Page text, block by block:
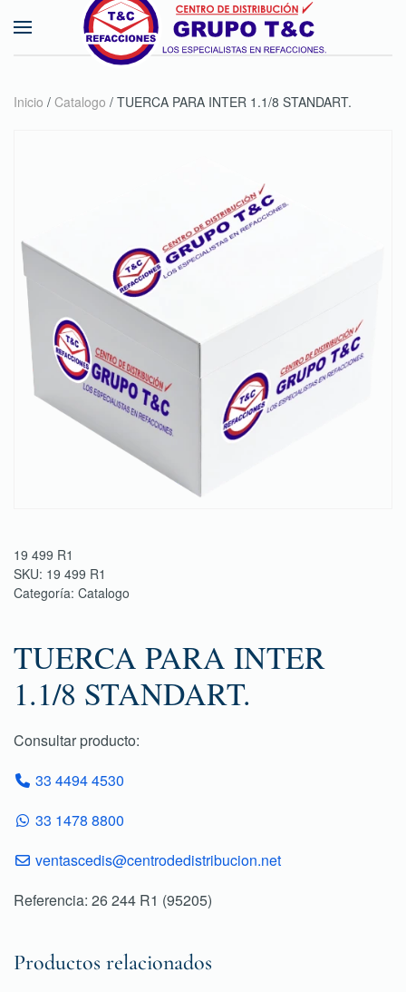
Skip to main content
Inicio / Catalogo / TUERCA PARA INTER 1.1/8 STANDART.
19 499 R1
SKU: 19 499 R1
Categoría: Catalogo
TUERCA PARA INTER
1.1/8 STANDART.
Consultar producto:
33 4494 4530
33 1478 8800
ventascedis@centrodedistribucion.net
Referencia: 26 244 R1 (95205)
Productos relacionados